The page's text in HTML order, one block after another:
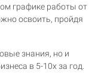
графике работы от
освоить, пройдя
знания, но и
в 5-10х за год.